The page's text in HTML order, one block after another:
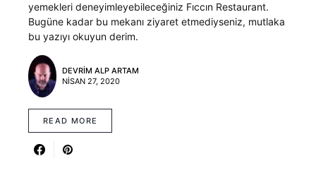
yemekleri deneyimleyebileceğiniz Fıccın Restaurant.
Bugüne kadar bu mekanı ziyaret etmediyseniz, mutlaka
bu yazıyı okuyun derim.
DEVRIM ALP ARTAM
NISAN 27, 2020
READ MORE